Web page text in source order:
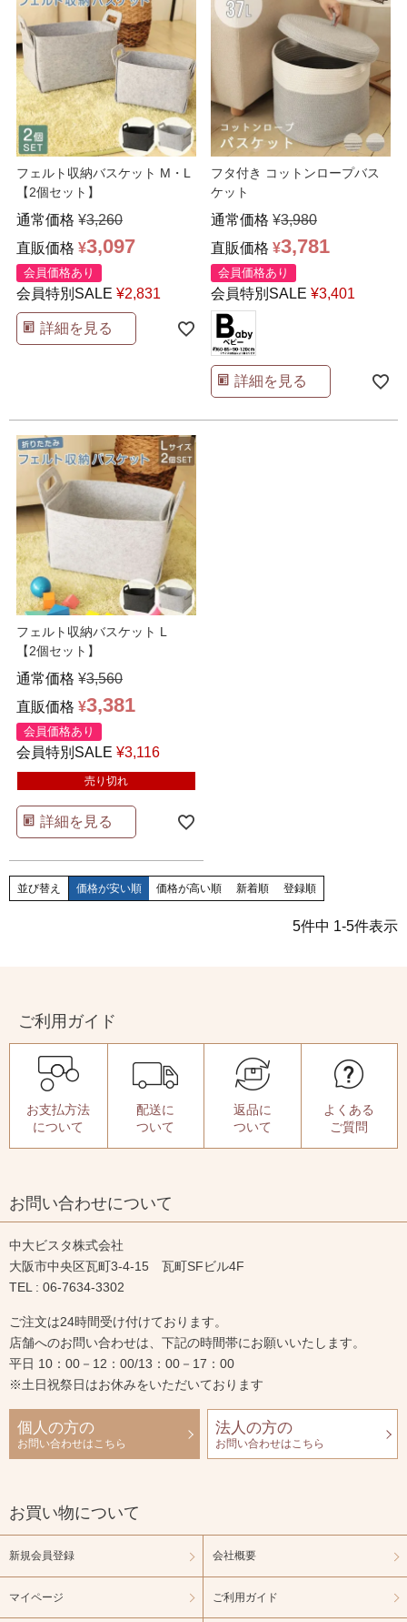
フェルト収納バスケット M・L
【2個セット】
通常価格 ¥3,260
直販価格 ¥3,097
会員価格あり
会員特別SALE ¥2,831
詳細を見る
フタ付き コットンロープバス
ケット
通常価格 ¥3,980
直販価格 ¥3,781
会員価格あり
会員特別SALE ¥3,401
詳細を見る
フェルト収納バスケット L
【2個セット】
通常価格 ¥3,560
直販価格 ¥3,381
会員価格あり
会員特別SALE ¥3,116
売り切れ
詳細を見る
並び替え 価格が安い順 価格が高い順 新着順 登録順
5件中 1-5件表示
ご利用ガイド
お支払方法
について
配送に
ついて
返品に
ついて
よくある
ご質問
お問い合わせについて
中大ビスタ株式会社
大阪市中央区瓦町3-4-15 瓦町SFビル4F
TEL : 06-7634-3302
ご注文は24時間受け付けております。
店舗へのお問い合わせは、下記の時間帯にお願いいたします。
平日 10：00－12：00/13：00－17：00
※土日祝祭日はお休みをいただいております
個人の方の
お問い合わせはこちら
法人の方の
お問い合わせはこちら
お買い物について
新規会員登録
マイページ
会社概要
ご利用ガイド